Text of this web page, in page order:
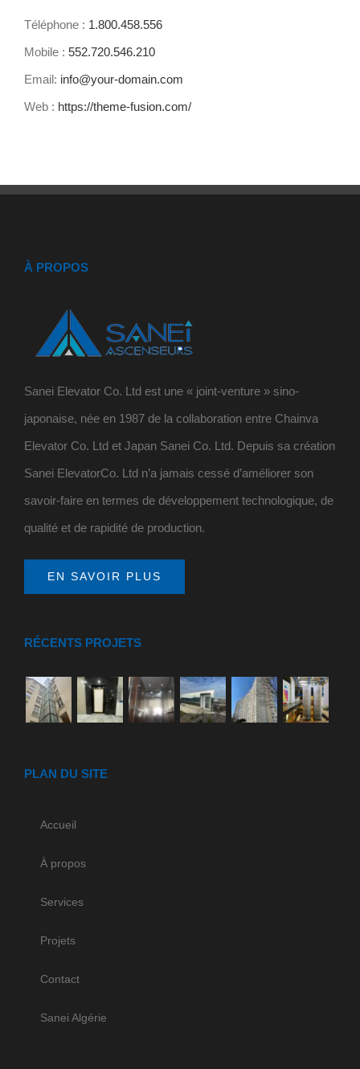
Téléphone : 1.800.458.556
Mobile : 552.720.546.210
Email: info@your-domain.com
Web : https://theme-fusion.com/
À PROPOS
Sanei Elevator Co. Ltd est une « joint-venture » sino-
japonaise, née en 1987 de la collaboration entre Chainva
Elevator Co. Ltd et Japan Sanei Co. Ltd. Depuis sa création
Sanei ElevatorCo. Ltd n’a jamais cessé d’améliorer son
savoir-faire en termes de développement technologique, de
qualité et de rapidité de production.
EN SAVOIR PLUS
RÉCENTS PROJETS
PLAN DU SITE
Accueil
À propos
Services
Projets
Contact
Sanei Algérie